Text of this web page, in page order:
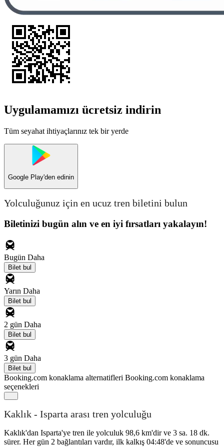
Uygulamamızı ücretsiz indirin
Tüm seyahat ihtiyaçlarınız tek bir yerde
Google Play'den edinin
Yolculuğunuz için en ucuz tren biletini bulun
Biletinizi bugün alın ve en iyi fırsatları yakalayın!
Bugün Daha
Bilet bul
Yarın Daha
Bilet bul
2 gün Daha
Bilet bul
3 gün Daha
Bilet bul
Booking.com konaklama alternatifleri Booking.com konaklama
seçenekleri
Kaklık - Isparta arası tren yolculuğu
Kaklık'dan Isparta'ye tren ile yolculuk 98,6 km'dir ve 3 sa. 18 dk.
sürer. Her gün 2 bağlantıları vardır, ilk kalkış 04:48'de ve sonuncusu